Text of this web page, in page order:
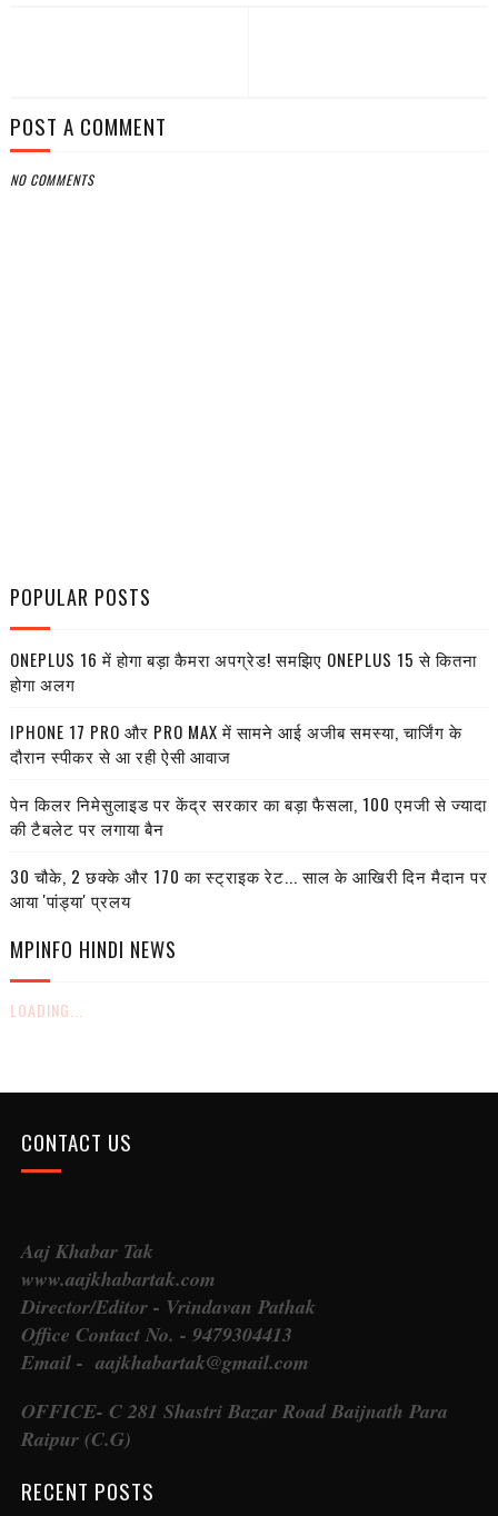
POST A COMMENT
NO COMMENTS
POPULAR POSTS
ONEPLUS 16 में होगा बड़ा कैमरा अपग्रेड! समझिए ONEPLUS 15 से कितना
होगा अलग
IPHONE 17 PRO और PRO MAX में सामने आई अजीब समस्या, चार्जिंग के
दौरान स्पीकर से आ रही ऐसी आवाज
पेन किलर निमेसुलाइड पर केंद्र सरकार का बड़ा फैसला, 100 एमजी से ज्यादा
की टैबलेट पर लगाया बैन
30 चौके, 2 छक्के और 170 का स्ट्राइक रेट... साल के आखिरी दिन मैदान पर
आया 'पांड्या' प्रलय
MPINFO HINDI NEWS
LOADING...
CONTACT US
Aaj Khabar Tak
www.aajkhabartak.com
Director/Editor - Vrindavan Pathak
Office Contact No. - 9479304413
Email - aajkhabartak@gmail.com
OFFICE- C 281 Shastri Bazar Road Baijnath Para
Raipur (C.G)
RECENT POSTS